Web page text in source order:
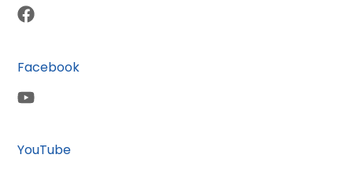
Facebook
YouTube